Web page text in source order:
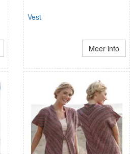
Vest
Meer info